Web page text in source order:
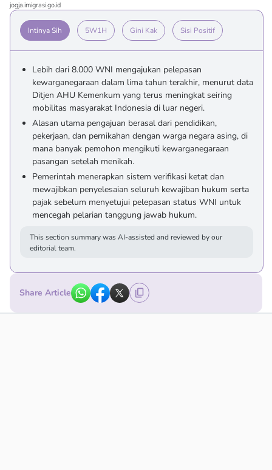
jogja.imigrasi.go.id
Intinya Sih 5W1H Gini Kak Sisi Positif
Lebih dari 8.000 WNI mengajukan pelepasan
kewarganegaraan dalam lima tahun terakhir, menurut data
Ditjen AHU Kemenkum yang terus meningkat seiring
mobilitas masyarakat Indonesia di luar negeri.
Alasan utama pengajuan berasal dari pendidikan,
pekerjaan, dan pernikahan dengan warga negara asing, di
mana banyak pemohon mengikuti kewarganegaraan
pasangan setelah menikah.
Pemerintah menerapkan sistem verifikasi ketat dan
mewajibkan penyelesaian seluruh kewajiban hukum serta
pajak sebelum menyetujui pelepasan status WNI untuk
mencegah pelarian tanggung jawab hukum.
This section summary was AI-assisted and reviewed by our
editorial team.
Share Article